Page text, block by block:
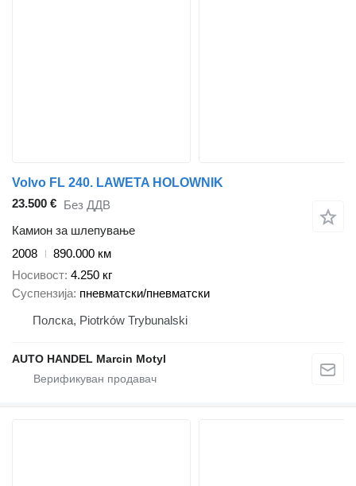
Volvo FL 240. LAWETA HOLOWNIK
23.500 € Без ДДВ
Камион за шлепување
2008
890.000 км
Носивост 4.250 кг
Суспензија пневматски/пневматски
Полска, Piotrków Trybunalski
AUTO HANDEL Marcin Motyl